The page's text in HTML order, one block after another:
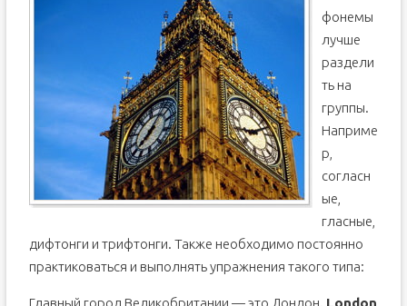
фонемы
лучше
раздели
ть на
группы.
Наприме
р,
согласн
ые,
гласные,
дифтонги и трифтонги. Также необходимо постоянно
практиковаться и выполнять упражнения такого типа:
Главный город Великобритании — это Лондон. London